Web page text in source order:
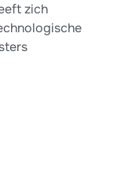
zich